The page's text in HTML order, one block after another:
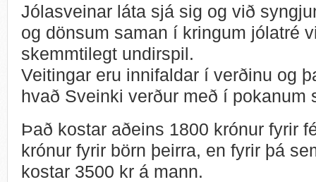
Jólasveinar láta sjá sig og við
og dönsum saman í kringum jólatré
skemmtilegt undirspil.
Veitingar eru innifaldar í verðinu og
hvað Sveinki verður með í pokanum
Það kostar aðeins 1800 krónur fyrir
krónur fyrir börn þeirra, en fyrir þá
kostar 3500 kr á mann.